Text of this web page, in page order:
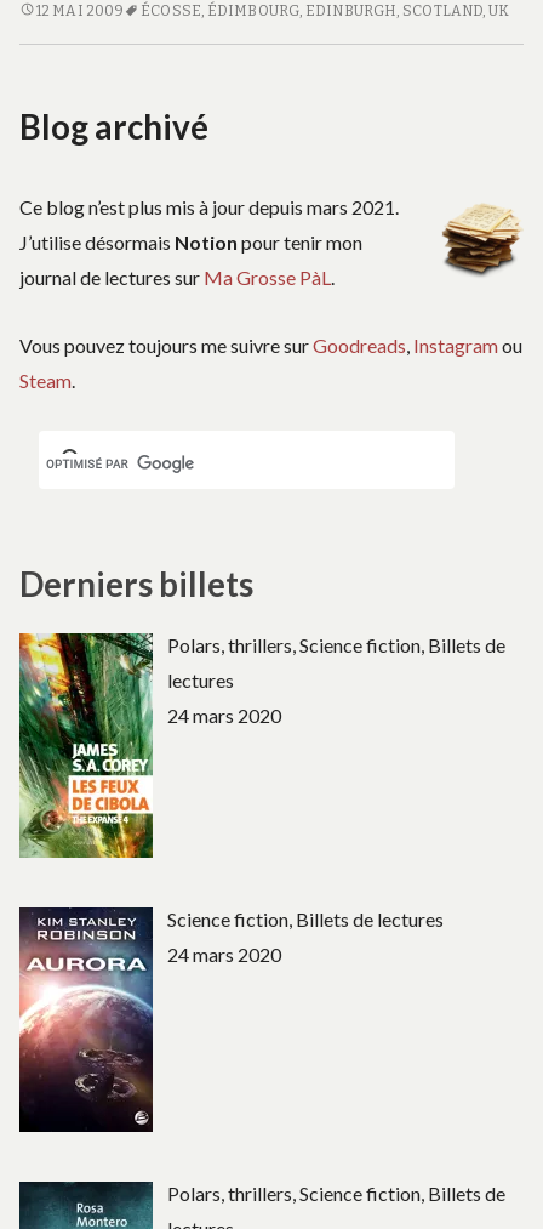
ÉDIMBOURG
12 MAI 2009 ÉCOSSE ÉDIMBOURG, EDINBURGH SCOTLAND ,UK
Blog archivé
Ce blog n’est plus mis à jour depuis mars 2021.
J’utilise désormais Notion pour tenir mon
journal de lectures sur Ma Grosse PàL.
Vous pouvez toujours me suivre surGoodreads, Instagramou
Steam.
Derniers billets
Polars, thrillers, Science fiction, Billets de
lectures
24 mars 2020
Science fiction, Billets de lectures
24 mars 2020
Polars, thrillers, Science fiction, Billets de